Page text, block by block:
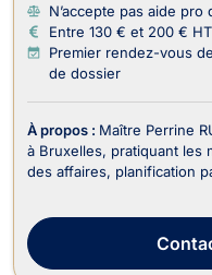
N’accepte pas aide pro
Entre 130 € et 200 € HT
Premier rendez-vous
de dossier
À propos : Maître Perrine
à Bruxelles, pratiquant les
des affaires, planification
service de ses clients pou...